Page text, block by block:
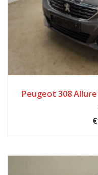
Peugeot 308